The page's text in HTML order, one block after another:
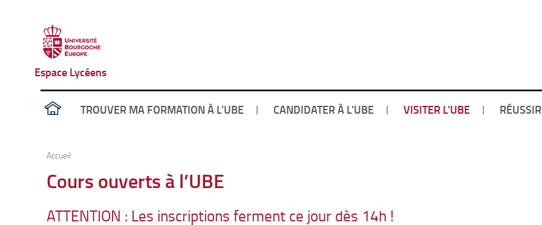
Espace Lycéens
TROUVER MA FORMATION À L’UBE CANDIDATER À L’UBE VISITER L’UBE
Accueil
Cours ouverts à l’UBE
ATTENTION : Les inscriptions ferment ce jour dès 14h !